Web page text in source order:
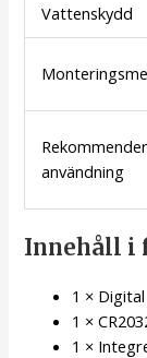
Vattenskydd
användning
Innehåll i
1 ×
1 ×
1 ×